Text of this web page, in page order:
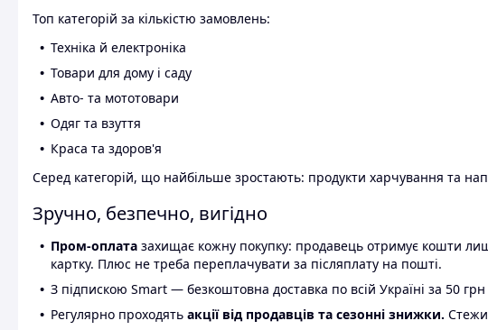
Топ категорій за кількістю замовлень:
Техніка й електроніка
Товари для дому і саду
Авто- та мототовари
Одяг та взуття
Краса та здоров'я
Серед категорій, що найбільше зростають: продукти харчування та
Зручно, безпечно, вигідно
Пром-оплата захищає кожну покупку: продавець отримує кошти
картку. Плюс не треба переплачувати за післяплату на пошті.
З підпискою Smart — безкоштовна доставка по всій Україні за 50
Регулярно проходять акції від продавців та сезонні знижки.